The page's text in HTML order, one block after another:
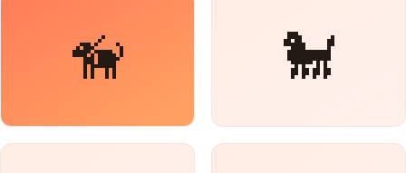
🐩
🦮